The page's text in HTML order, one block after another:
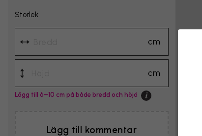
Storlek
cm
cm
Lägg till 6–10 cm på både bredd och höjd
Lägg till kommentar